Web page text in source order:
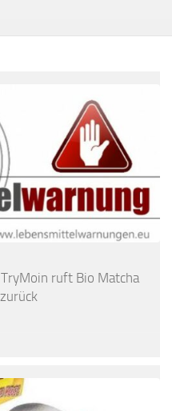
ruft Bio Matcha